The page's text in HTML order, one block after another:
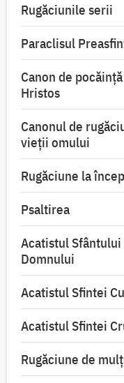
Rugăciunile serii
Paraclisul
Canon de
Hristos
Canonul de
vieții omului
Rugăciune la
Psaltirea
Acatistul
Domnului
Acatistul Sfintei
Acatistul Sfintei
Rugăciune de